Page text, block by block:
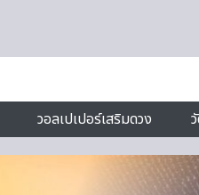
วอลเปเปอร์เสริมดวง